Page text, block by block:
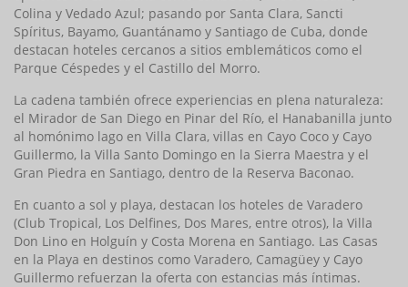
Colina y Vedado Azul; pasando por Santa Clara, Sancti
Spíritus, Bayamo, Guantánamo y Santiago de Cuba, donde
destacan hoteles cercanos a sitios emblemáticos como el
Parque Céspedes y el Castillo del Morro.
La cadena también ofrece experiencias en plena naturaleza:
el Mirador de San Diego en Pinar del Río, el Hanabanilla junto
al homónimo lago en Villa Clara, villas en Cayo Coco y Cayo
Guillermo, la Villa Santo Domingo en la Sierra Maestra y el
Gran Piedra en Santiago, dentro de la Reserva Baconao.
En cuanto a sol y playa, destacan los hoteles de Varadero
(Club Tropical, Los Delfines, Dos Mares, entre otros), la Villa
Don Lino en Holguín y Costa Morena en Santiago. Las Casas
en la Playa en destinos como Varadero, Camagüey y Cayo
Guillermo refuerzan la oferta con estancias más íntimas.